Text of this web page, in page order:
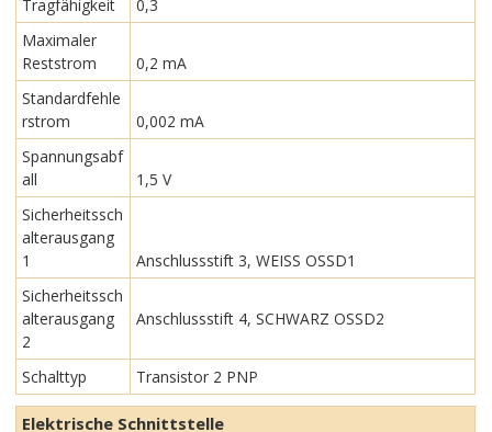
Tragfähigkeit
0,3
Maximaler
Reststrom
0,2 mA
Standardfehle
rstrom
0,002 mA
Spannungsabf
all
1,5 V
Sicherheitssch
alterausgang
1
Anschlussstift 3, WEISS OSSD1
Sicherheitssch
alterausgang
2
Anschlussstift 4, SCHWARZ OSSD2
Schalttyp Transistor 2 PNP
Elektrische Schnittstelle